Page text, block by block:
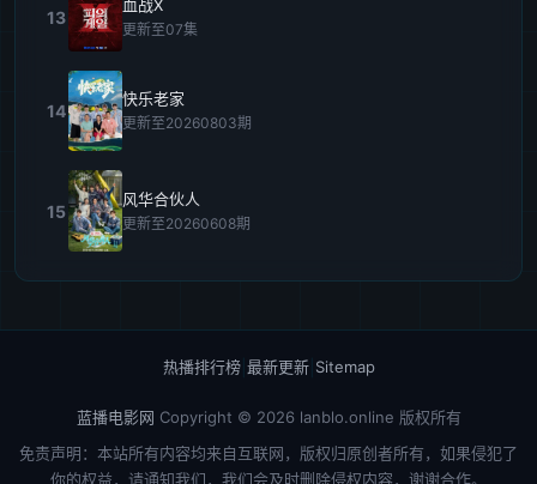
13
血战X
更新至07集
14
快乐老家
更新至20260803期
15
风华合伙人
更新至20260608期
热播排行榜| 最新更新| Sitemap
蓝播电影网 Copyright © 2026 lanblo.online 版权所有
免责声明：本站所有内容均来自互联网，版权归原创者所有，如果侵犯了
你的权益，请通知我们，我们会及时删除侵权内容，谢谢合作。